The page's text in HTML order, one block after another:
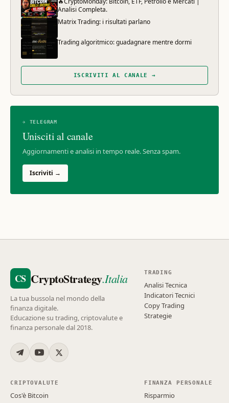
Analisi Completa.
Matrix Trading: i risultati parlano
Trading algoritmico: guadagnare mentre dormi
ISCRIVITI AL CANALE →
✈ TELEGRAM
Unisciti al canale
Aggiornamenti e analisi in tempo reale. Senza spam.
Iscriviti →
CS CryptoStrategy.Italia
La tua bussola nel mondo della
finanza digitale.
Educazione su trading, criptovalute e
finanza personale dal 2018.
TRADING
Analisi Tecnica
Indicatori Tecnici
Copy Trading
Strategie
CRIPTOVALUTE
Cos'è Bitcoin
FINANZA PERSONALE
Risparmio